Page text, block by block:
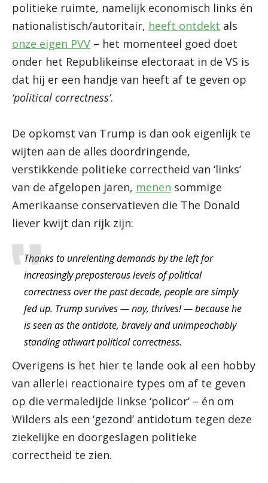
politieke ruimte, namelijk economisch links én
nationalistisch/autoritair, heeft ontdekt als
onze eigen PVV – het momenteel goed doet
onder het Republikeinse electoraat in de VS is
dat hij er een handje van heeft af te geven op
‘political correctness’.
De opkomst van Trump is dan ook eigenlijk te
wijten aan de alles doordringende,
verstikkende politieke correctheid van ‘links’
van de afgelopen jaren, menen sommige
Amerikaanse conservatieven die The Donald
liever kwijt dan rijk zijn:
Thanks to unrelenting demands by the left for
increasingly preposterous levels of political
correctness over the past decade, people are simply
fed up. Trump survives — nay, thrives! — because he
is seen as the antidote, bravely and unimpeachably
standing athwart political correctness.
Overigens is het hier te lande ook al een hobby
van allerlei reactionaire types om af te geven
op die vermaledijde linkse ‘policor’ – én om
Wilders als een ‘gezond’ antidotum tegen deze
ziekelijke en doorgeslagen politieke
correctheid te zien.